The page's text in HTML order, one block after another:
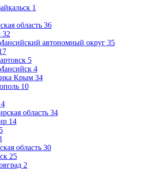
1
область 36
32
автономный округ 35
5
4
Крым 34
10
4
область 34
14
5
область 30
25
2